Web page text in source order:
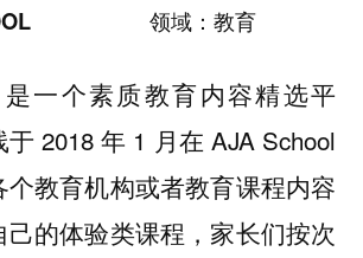
领域：教育
是一个素质教育内容精选平
2018 年 1 月在 AJA School
个教育机构或者教育课程内容
的体验类课程，家长们按次